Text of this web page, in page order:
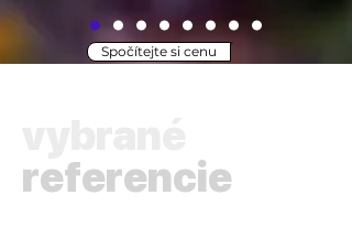
Spočítejte si cenu
referencie